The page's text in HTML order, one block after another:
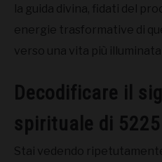
la guida divina, fidati del
energie trasformative di
verso una vita più
Decodificare il
spirituale di 5225
Stai vedendo